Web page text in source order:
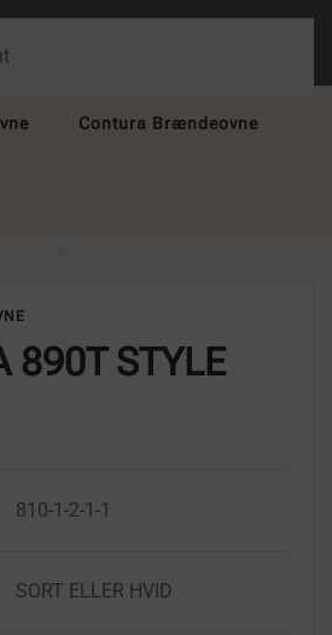
Contura Brændeovne
890T STYLE
810-1-2-1-1
SORT ELLER HVID